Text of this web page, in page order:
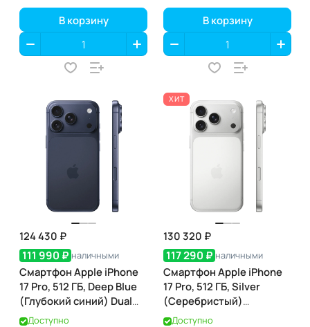
В корзину В корзину
124 430 ₽
111 990 ₽ наличными
Смартфон Apple iPhone
17 Pro, 512 ГБ, Deep Blue
(Глубокий синий) Dual
eSIM
Доступно
ХИТ
130 320 ₽
117 290 ₽ наличными
Смартфон Apple iPhone
17 Pro, 512 ГБ, Silver
(Серебристый)
SIM+eSIM
Доступно